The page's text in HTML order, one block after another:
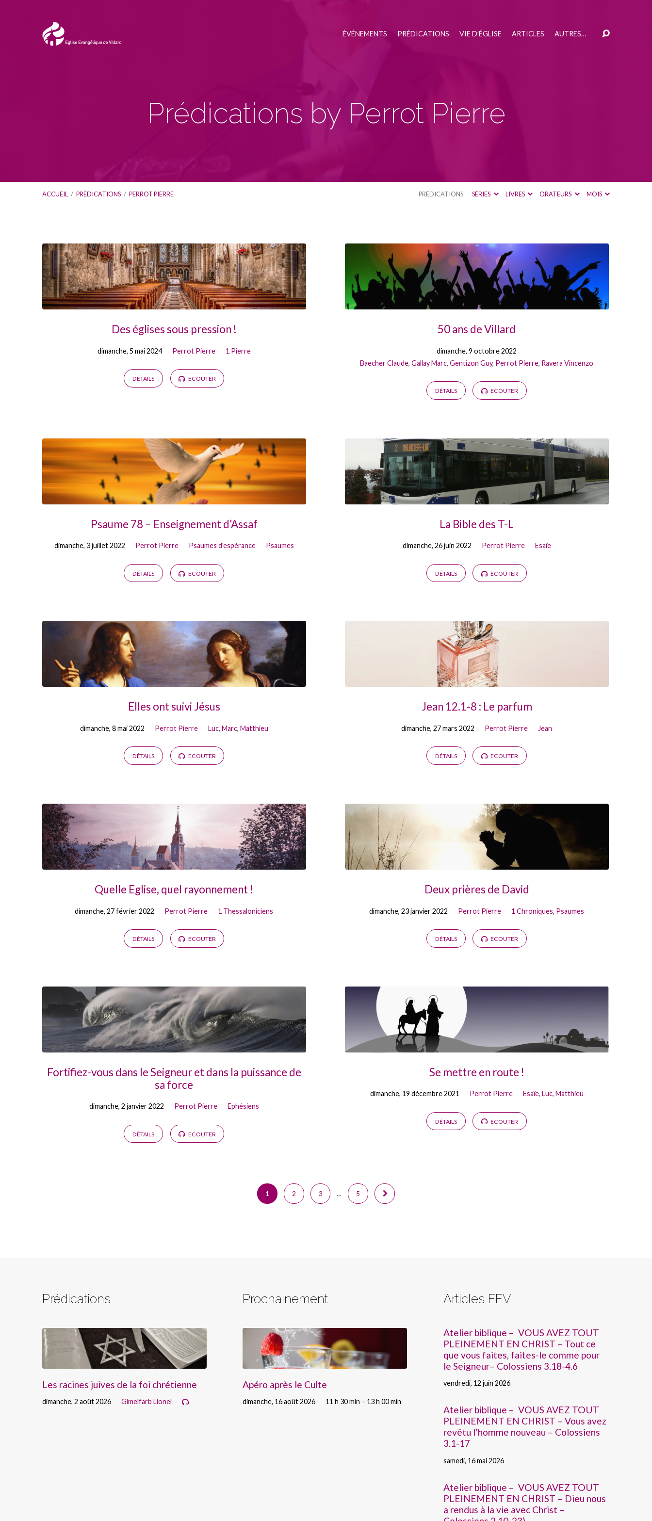
ÉVÉNEMENTS PRÉDICATIONS VIE D’ÉGLISE ARTICLES AUTRES…
Prédications by Perrot Pierre
ACCUEIL / PRÉDICATIONS / PERROT PIERRE PRÉDICATIONS SÉRIES LIVRES ORATEURS MOIS
Prédications
by
Perrot
Des églises sous pression !
dimanche, 5 mai 2024 Perrot Pierre 1 Pierre
DÉTAILS ECOUTER
50 ans de Villard
dimanche, 9 octobre 2022
Baecher Claude,Gallay Marc,Gentizon Guy, Perrot Pierre, Ravera Vincenzo
DÉTAILS ECOUTER
Psaume 78 – Enseignement d’Assaf
dimanche, 3 juillet 2022 Perrot Pierre Psaumes d'espérance Psaumes
DÉTAILS ECOUTER
La Bible des T-L
dimanche, 26 juin 2022 Perrot Pierre Esaïe
DÉTAILS ECOUTER
Elles ont suivi Jésus
dimanche, 8 mai 2022 Perrot Pierre Luc, Marc, Matthieu
DÉTAILS ECOUTER
Jean 12.1-8 : Le parfum
dimanche, 27 mars 2022 Perrot Pierre Jean
DÉTAILS ECOUTER
Quelle Eglise, quel rayonnement !
dimanche, 27 février 2022 Perrot Pierre 1 Thessaloniciens
DÉTAILS ECOUTER
Deux prières de David
dimanche, 23 janvier 2022 Perrot Pierre 1 Chroniques, Psaumes
DÉTAILS ECOUTER
Fortifiez-vous dans le Seigneur et dans la puissance de
sa force
dimanche, 2 janvier 2022 Perrot Pierre Ephésiens
DÉTAILS ECOUTER
Se mettre en route !
dimanche, 19 décembre 2021 Perrot Pierre Esaïe, Luc, Matthieu
DÉTAILS ECOUTER
1 2 3 … 5
Prédications
Les racines juives de la foi chrétienne
dimanche, 2 août 2026 Gimelfarb Lionel
Prochainement
Apéro après le Culte
dimanche, 16 août 2026 11 h 30 min – 13 h 00 min
Articles EEV
Atelier biblique – VOUS AVEZ TOUT
PLEINEMENT EN CHRIST – Tout ce
que vous faites, faites-le comme pour
le Seigneur– Colossiens 3.18-4.6
vendredi, 12 juin 2026
Atelier biblique – VOUS AVEZ TOUT
PLEINEMENT EN CHRIST – Vous avez
revêtu l’homme nouveau – Colossiens
3.1-17
samedi, 16 mai 2026
Atelier biblique – VOUS AVEZ TOUT
PLEINEMENT EN CHRIST – Dieu nous
a rendus à la vie avec Christ –